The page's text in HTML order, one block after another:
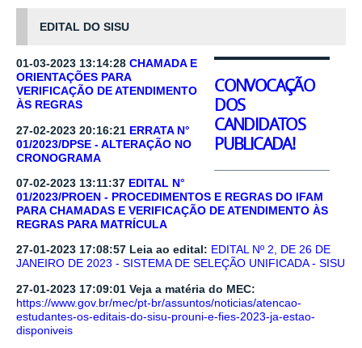
EDITAL DO SISU
CONVOCAÇÃO
DOS
CANDIDATOS
PUBLICADA!
01-03-2023 13:14:28 CHAMADA E
ORIENTAÇÕES PARA
VERIFICAÇÃO DE ATENDIMENTO
ÀS REGRAS
27-02-2023 20:16:21 ERRATA N°
01/2023/DPSE - ALTERAÇÃO NO
CRONOGRAMA
07-02-2023 13:11:37 EDITAL N°
01/2023/PROEN - PROCEDIMENTOS E REGRAS DO IFAM
PARA CHAMADAS E VERIFICAÇÃO DE ATENDIMENTO ÀS
REGRAS PARA MATRÍCULA
27-01-2023 17:08:57 Leia ao edital: EDITAL Nº 2, DE 26 DE
JANEIRO DE 2023 - SISTEMA DE SELEÇÃO UNIFICADA - SISU
27-01-2023 17:09:01 Veja a matéria do MEC:
https://www.gov.br/mec/pt-br/assuntos/noticias/atencao-
estudantes-os-editais-do-sisu-prouni-e-fies-2023-ja-estao-
disponiveis